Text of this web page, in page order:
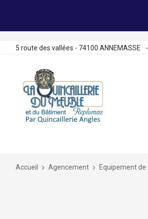
5 route des vallées - 74100 ANNEMASSE -
Accueil Agencement Equipement de